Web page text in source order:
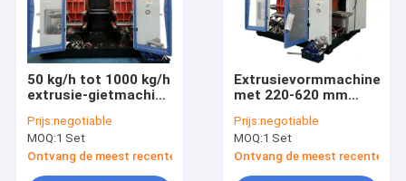
50 kg/h tot 1000 kg/h
extrusie-gietmachine
touchscreen voor PE
PP PVC PA-
materialen
Prijs:negotiable
MOQ:1 Set
Ontvang de meest recente Prijs
Extrusievormmachine
met 220-620 mm
voor PE PP PVC PA-
materialen met een
output van 50 kg/u -
1000 kg/u
Prijs:negotiable
MOQ:1 Set
Ontvang de meest recente